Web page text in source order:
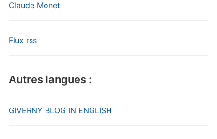
Claude Monet
Flux rss
Autres langues :
GIVERNY BLOG IN ENGLISH